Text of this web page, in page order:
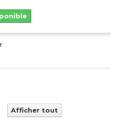
Afficher tout